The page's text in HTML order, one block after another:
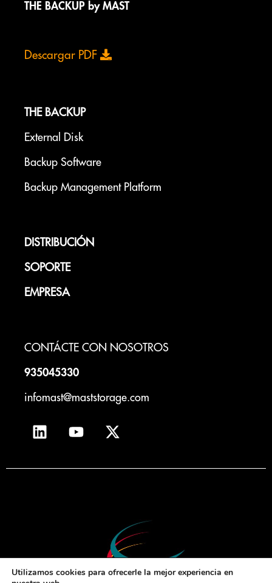
THE BACKUP by MAST
Descargar PDF
THE BACKUP
External Disk
Backup Software
Backup Management Platform
DISTRIBUCIÓN
SOPORTE
EMPRESA
CONTÁCTE CON NOSOTROS
935045330
infomast@maststorage.com
Utilizamos cookies para ofrecerle la mejor experiencia en